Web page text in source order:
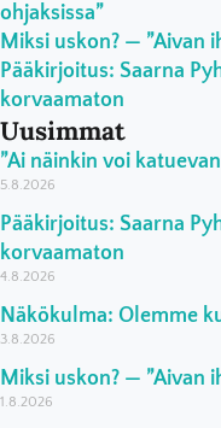
ohjaksissa”
Miksi uskon? — ”Aivan
Pääkirjoitus: Saarna
korvaamaton
Uusimmat
”Ai näinkin voi
5.8.2026
Pääkirjoitus: Saarna
korvaamaton
4.8.2026
Näkökulma: Olemme
3.8.2026
Miksi uskon? — ”Aivan
1.8.2026